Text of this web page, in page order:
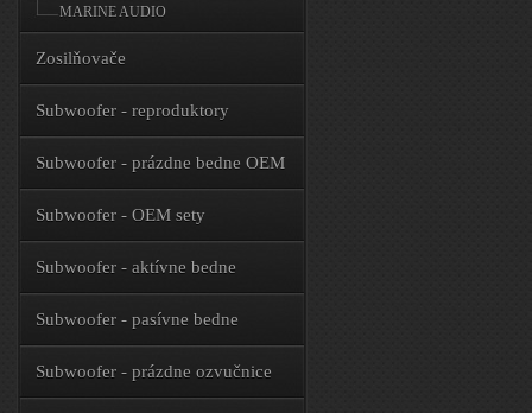
MARINE AUDIO
Zosilňovače
Subwoofer - reproduktory
Subwoofer - prázdne bedne OEM
Subwoofer - OEM sety
Subwoofer - aktívne bedne
Subwoofer - pasívne bedne
Subwoofer - prázdne ozvučnice